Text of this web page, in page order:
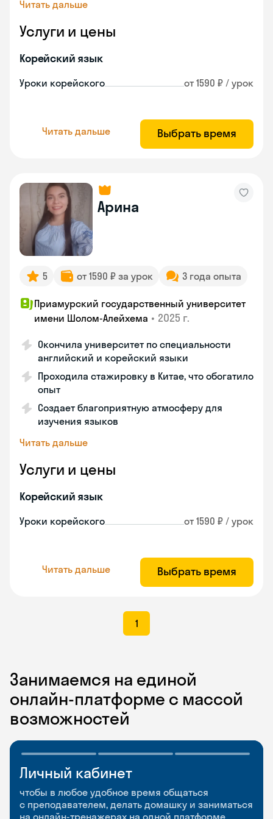
Читать дальше
Услуги и цены
Корейский язык
Уроки корейского от 1590 ₽ / урок
Читать дальше Выбрать время
Арина
5 от 1590 ₽ за урок 3 года опыта
Приамурский государственный университет
имени Шолом-Алейхема • 2025 г.
Окончила университет по специальности
английский и корейский языки
Проходила стажировку в Китае, что обогатило
опыт
Создает благоприятную атмосферу для
изучения языков
Читать дальше
Услуги и цены
Корейский язык
Уроки корейского от 1590 ₽ / урок
Читать дальше Выбрать время
1
Занимаемся на единой
онлайн-платформе с массой
возможностей
Личный кабинет
чтобы в любое удобное время общаться
с преподавателем, делать домашку и заниматься
на онлайн-тренажерах на одной платформе
Мобильное
приложение
чтобы заниматься и изучать новые слова где
Разговорные клубы
и Talks
Групповые занятия для разговорной практики